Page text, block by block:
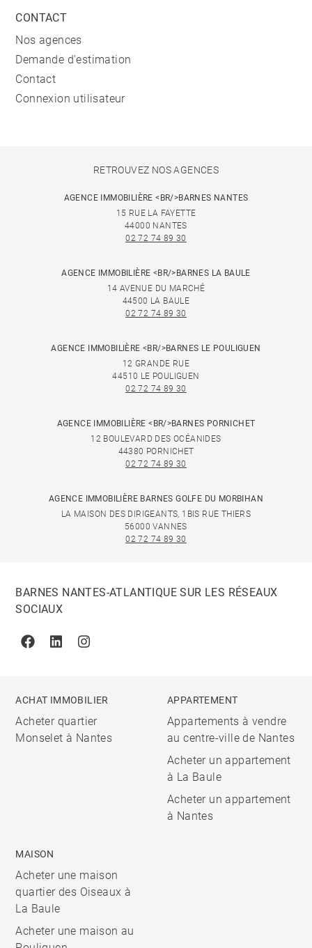
CONTACT
Nos agences
Demande d'estimation
Contact
Connexion utilisateur
RETROUVEZ NOS AGENCES
AGENCE IMMOBILIÈRE <BR/>BARNES NANTES
15 RUE LA FAYETTE
44000 NANTES
02 72 74 89 30
AGENCE IMMOBILIÈRE <BR/>BARNES LA BAULE
14 AVENUE DU MARCHÉ
44500 LA BAULE
02 72 74 89 30
AGENCE IMMOBILIÈRE <BR/>BARNES LE POULIGUEN
12 GRANDE RUE
44510 LE POULIGUEN
02 72 74 89 30
AGENCE IMMOBILIÈRE <BR/>BARNES PORNICHET
12 BOULEVARD DES OCÉANIDES
44380 PORNICHET
02 72 74 89 30
AGENCE IMMOBILIÈRE BARNES GOLFE DU MORBIHAN
LA MAISON DES DIRIGEANTS, 1BIS RUE THIERS
56000 VANNES
02 72 74 89 30
BARNES NANTES-ATLANTIQUE SUR LES RÉSEAUX
SOCIAUX
FacebookLinkedinInstagram
ACHAT IMMOBILIER
Acheter quartier
Monselet à Nantes
APPARTEMENT
Appartements à vendre
au centre-ville de Nantes
Acheter un appartement
à La Baule
Acheter un appartement
à Nantes
MAISON
Acheter une maison
quartier des Oiseaux à
La Baule
Acheter une maison au